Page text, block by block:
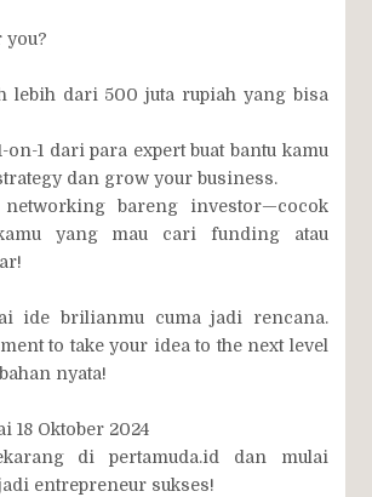
you?
lebih dari 500 juta rupiah yang bisa
on-1 dari para expert buat bantu kamu
dan grow your business.
bareng investor—cocok
yang mau cari funding atau
ide brilianmu cuma jadi rencana.
to take your idea to the next level
nyata!
18 Oktober 2024
di pertamuda.id dan mulai
entrepreneur sukses!